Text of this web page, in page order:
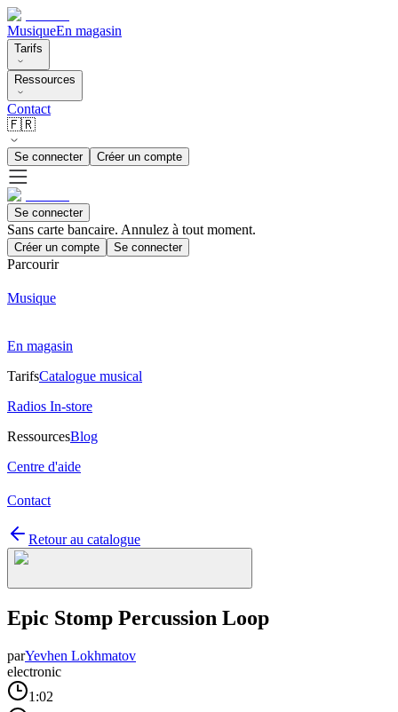
MusiqueEn magasin
Tarifs
Ressources
Contact
🇫🇷
Se connecter Créer un compte
Se connecter
Sans carte bancaire. Annulez à tout moment.
Créer un compte Se connecter
Parcourir
Musique
En magasin
TarifsCatalogue musical
Radios In-store
RessourcesBlog
Centre d'aide
Contact
Retour au catalogue
Epic Stomp Percussion Loop
parYevhen Lokhmatov
electronic
1:02